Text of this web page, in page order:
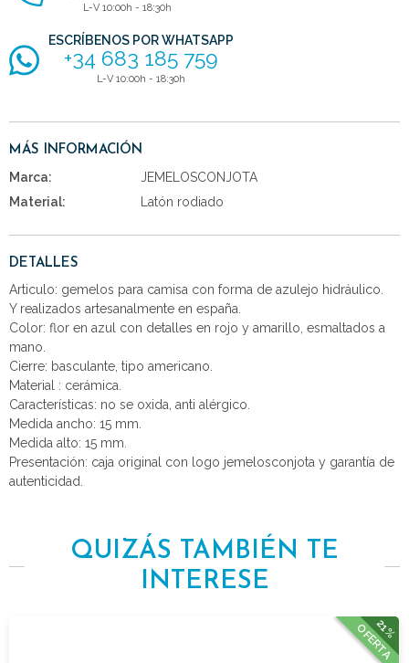
L-V 10:00h - 18:30h
ESCRÍBENOS POR WHATSAPP
+34 683 185 759
L-V 10:00h - 18:30h
MÁS INFORMACIÓN
Marca:
JEMELOSCONJOTA
Material:
Latón rodiado
DETALLES
Articulo: gemelos para camisa con forma de azulejo hidráulico.
Y realizados artesanalmente en españa.
Color: flor en azul con detalles en rojo y amarillo, esmaltados a
mano.
Cierre: basculante, tipo americano.
Material : cerámica.
Características: no se oxida, anti alérgico.
Medida ancho: 15 mm.
Medida alto: 15 mm.
Presentación: caja original con logo jemelosconjota y garantía de
autenticidad.
QUIZÁS TAMBIÉN TE
INTERESE
21%
OFERTA